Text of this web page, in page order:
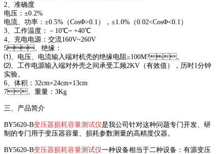
2、准确度
电压：±0.2%
电流、功率：±0.5%（CosΦ>0.1），±1.0%（0.02<CosΦ<0.1）
3、工作温度：－10℃~ +40℃
4、充电电源：交流160V~260V
5、绝缘：
⑴、电压、电流输入端对机壳的绝缘电阻≥100M?。
⑵、工作电源输入端对外壳之间承受工频2KV（有效值），历时1分钟
实验。
6、体积：32cm×24cm×13cm
7、重量：3Kg
三、产品简介
BY5620-B变压器损耗容量测试仪是我公司针对这种问题专门开发、研
制的专门用于变压器容量、损耗参数测量的高精度仪器。
BY5620-B变压器损耗容量测试仪一种设备相当于二种设备：有源变压